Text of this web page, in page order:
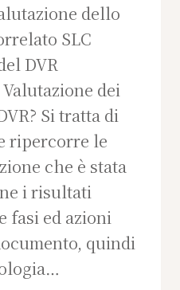
dello
SLC
DVR
dei
Si tratta di
ripercorre le
che è stata
i risultati
fasi ed azioni
quindi